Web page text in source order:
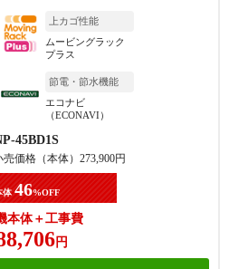
上カゴ性能
ムービングラック
プラス
節電・節水機能
エコナビ
（ECONAVI）
45BD1S
価格（本体） 273,900円
体 46%OFF
本体＋工事費
円